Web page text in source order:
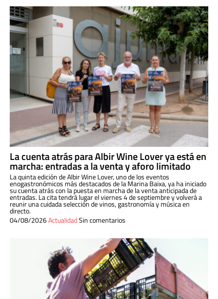
La cuenta atrás para Albir Wine Lover ya está en
marcha: entradas a la venta y aforo limitado
La quinta edición de Albir Wine Lover, uno de los eventos
enogastronómicos más destacados de la Marina Baixa, ya ha iniciado
su cuenta atrás con la puesta en marcha de la venta anticipada de
entradas. La cita tendrá lugar el viernes 4 de septiembre y volverá a
reunir una cuidada selección de vinos, gastronomía y música en
directo.
04/08/2026ActualidadSin comentarios